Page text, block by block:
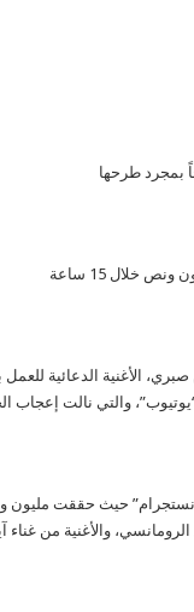
بمجرد طرحها
خلال 15 ساعة
الأغنية الدعائية للعمل
والتي نالت إعجاب
الرومانسي، والأغنية